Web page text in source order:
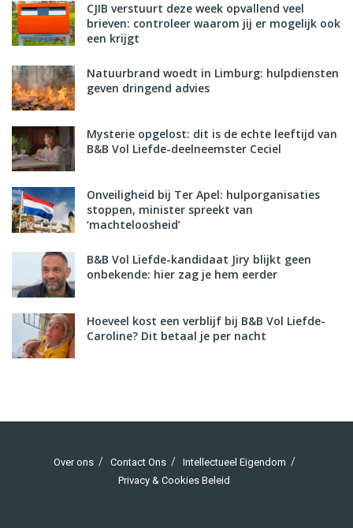
CJIB verstuurt deze week opvallend veel
brieven: controleer waarom jij er mogelijk ook
een krijgt
Natuurbrand woedt in Limburg: hulpdiensten
geven dringend advies
Mysterie opgelost: dit is de echte leeftijd van
B&B Vol Liefde-deelneemster Ceciel
Onveiligheid bij Ter Apel: hulporganisaties
stoppen, minister spreekt van
‘machteloosheid’
B&B Vol Liefde-kandidaat Jiry blijkt geen
onbekende: hier zag je hem eerder
Hoeveel kost een verblijf bij B&B Vol Liefde-
Caroline? Dit betaal je per nacht
Over ons Contact Ons
Intellectueel Eigendom
Privacy & Cookies Beleid